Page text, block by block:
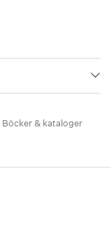
Böcker & kataloger